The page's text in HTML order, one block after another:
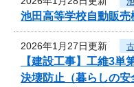
池田高等学校自動販
2026年1月27日更新
【建設工事】工維3
決壊防止（暮らしの